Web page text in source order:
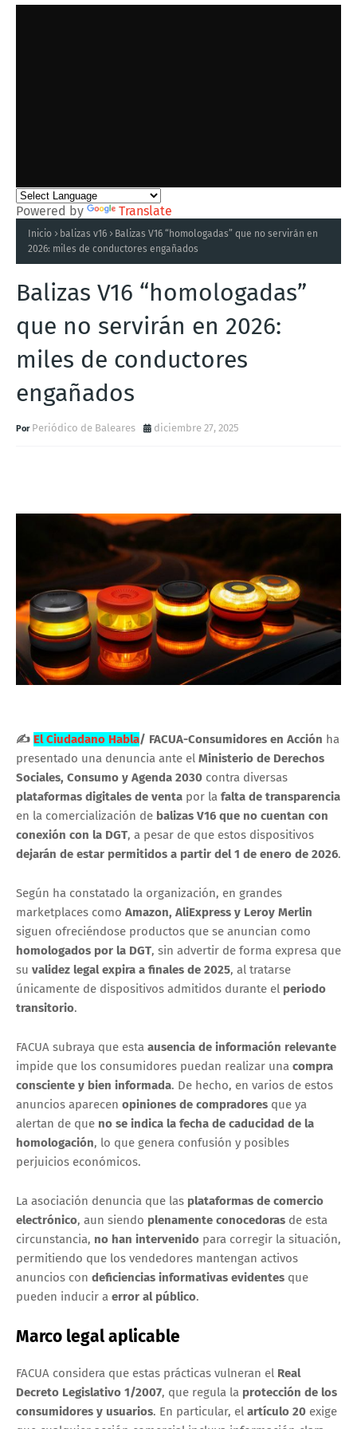
Powered by Translate
Inicio balizas v16
Balizas V16 “homologadas” que no servirán en
2026: miles de conductores engañados
Balizas V16 “homologadas”
que no servirán en 2026:
miles de conductores
engañados
Periódico de Baleares diciembre 27, 2025
✍ El Ciudadano Habla/ FACUA-Consumidores en Acción ha
presentado una denuncia ante el Ministerio de Derechos
Sociales, Consumo y Agenda 2030 contra diversas
plataformas digitales de venta por la falta de transparencia
en la comercialización de balizas V16 que no cuentan con
conexión con la DGT, a pesar de que estos dispositivos
dejarán de estar permitidos a partir del 1 de enero de 2026.
Según ha constatado la organización, en grandes
marketplaces como Amazon, AliExpress y Leroy Merlin
siguen ofreciéndose productos que se anuncian como
homologados por la DGT, sin advertir de forma expresa que
su validez legal expira a finales de 2025, al tratarse
únicamente de dispositivos admitidos durante el periodo
transitorio.
FACUA subraya que esta ausencia de información relevante
impide que los consumidores puedan realizar una compra
consciente y bien informada. De hecho, en varios de estos
anuncios aparecen opiniones de compradores que ya
alertan de que no se indica la fecha de caducidad de la
homologación, lo que genera confusión y posibles
perjuicios económicos.
La asociación denuncia que las plataformas de comercio
electrónico, aun siendo plenamente conocedoras de esta
circunstancia, no han intervenido para corregir la situación,
permitiendo que los vendedores mantengan activos
anuncios con deficiencias informativas evidentes que
pueden inducir a error al público.
Marco legal aplicable
FACUA considera que estas prácticas vulneran el Real
Decreto Legislativo 1/2007, que regula la protección de los
consumidores y usuarios. En particular, el artículo 20 exige